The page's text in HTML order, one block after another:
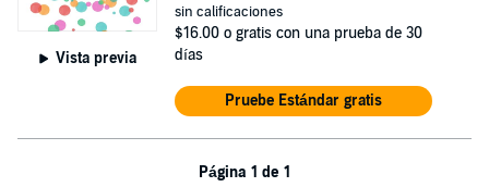
Vista previa
sin calificaciones
$16.00 o gratis con una prueba de 30
días
Pruebe Estándar gratis
Página 1 de 1